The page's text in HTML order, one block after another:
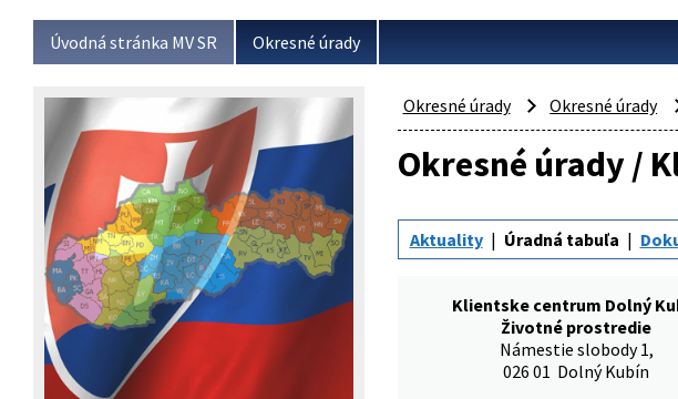
Úvodná stránka MV SR Okresné úrady
Okresné úrady Okresné úrady
Okresné úrady /
Aktuality Úradná tabuľa
Klientske centrum Dolný
Životné prostredie
Námestie slobody 1,
026 01 Dolný Kubín